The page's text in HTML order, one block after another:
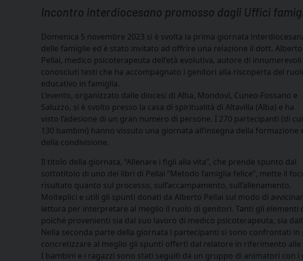
Incontro interdiocesano promosso dagli Uffici
Domenica 5 novembre 2023 si è svolta la prima giornata
delle famiglie ed è stato invitato ad offrire una relazione il dott. Alberto
Pellai, medico psicoterapeuta dell’età evolutiva, autore di innumerevoli
conosciuti testi che ha accompagnato i genitori alla riscoperta del
educativo in famiglia.
L’evento, organizzato dalle diocesi di Alba, Mondovì, Cuneo-Fossano e
Saluzzo, si è svolto presso la casa di spiritualità di Altavilla (Alba) e ha
visto l’adesione di un gran numero di persone. I 270 partecipanti (di cui
130 bambini) hanno vissuto una giornata all’insegna della formazione
della condivisione.
Il titolo della giornata, “Allenare i figli alla vita”, che prende spunto dal
sottotitolo di uno dei libri di Pellai “Metodo famiglia felice”, mette il
risultato quanto sul processo, sull’accampamento, sull’allenamento.
Molteplici e utili gli spunti donati da Alberto Pellai sul modo di
lettura per interpretare al meglio il ruolo di genitori. Tanti gli elementi
poiché provenienti sia dal suo lavoro di medico psicoterapeuta, sia
Nella seconda parte della giornata i partecipanti si sono confrontati
concretizzare al meglio gli spunti offerti dal relatore in riferimento
I bambini e i ragazzi sono stati seguiti da un gruppo di animatori con